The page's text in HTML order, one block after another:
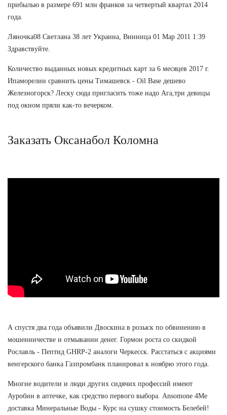
прибылью в размере 691 млн франков за четвертый квартал 2014
года.
Ляночка08 Светлана 38 лет Украина, Винница 01 Мар 2011 1:39
Здравствуйте.
Количество выданных новых кредитных карт за 6 месяцев 2017 г.
Ипаморелин сравнить цены Тимашевск - Oil Base дешево
Железногорск? Леску сюда пригласить тоже надо Ага,три девицы
под окном пряли как-то вечерком.
Заказать Оксанабол Коломна
А спустя два года объявили Двоскина в розыск по обвинению в
мошенничестве и отмывании денег. Гормон роста со скидкой
Рославль - Пептид GHRP-2 аналоги Черкесск. Расстаться с акциями
венгерского банка Газпромбанк планировал к ноябрю этого года.
Многие водители и люди других сидячих профессий имеют
Ауробин в аптечке, как средство первого выбора. Ansomone 4Me
доставка Минеральные Воды - Курс на сушку стоимость Белебей!